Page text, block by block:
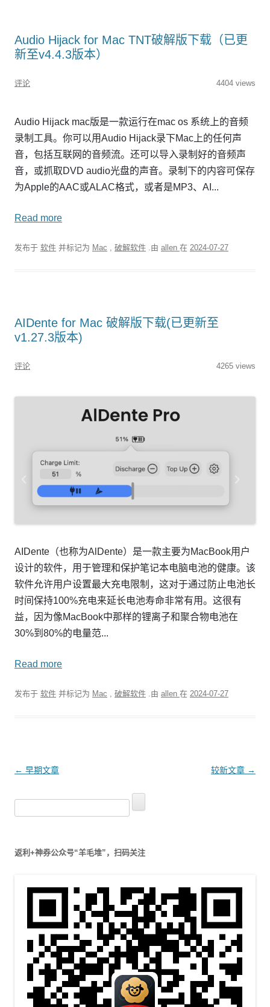
Audio Hijack for Mac TNT破解版下载（已更
新至v4.4.3版本）
评论 4404 views
Audio Hijack mac版是一款运行在mac os 系统上的音频
录制工具。你可以用Audio Hijack录下Mac上的任何声
音，包括互联网的音频流。还可以导入录制好的音频声
音，或抓取DVD audio光盘的声音。录制下的内容可保存
为Apple的AAC或ALAC格式，或者是MP3、AI...
Read more
发布于 软件 并标记为 Mac , 破解软件 .由 allen 在 2024-07-27
AIDente for Mac 破解版下载(已更新至
v1.27.3版本)
评论 4265 views
AIDente（也称为AlDente）是一款主要为MacBook用户
设计的软件，用于管理和保护笔记本电脑电池的健康。该
软件允许用户设置最大充电限制，这对于通过防止电池长
时间保持100%充电来延长电池寿命非常有用。这很有
益，因为像MacBook中那样的锂离子和聚合物电池在
30%到80%的电量范...
Read more
发布于 软件 并标记为 Mac , 破解软件 .由 allen 在 2024-07-27
文
← 早期文章 较新文章 →
搜
索
返利+神券公众号“羊毛堆”，扫码关注